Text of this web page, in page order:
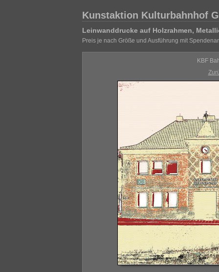
Kunstaktion Kulturbahnhof
Leinwanddrucke auf Holzrahmen,
Preis je nach Größe und Ausführung mit
KBF